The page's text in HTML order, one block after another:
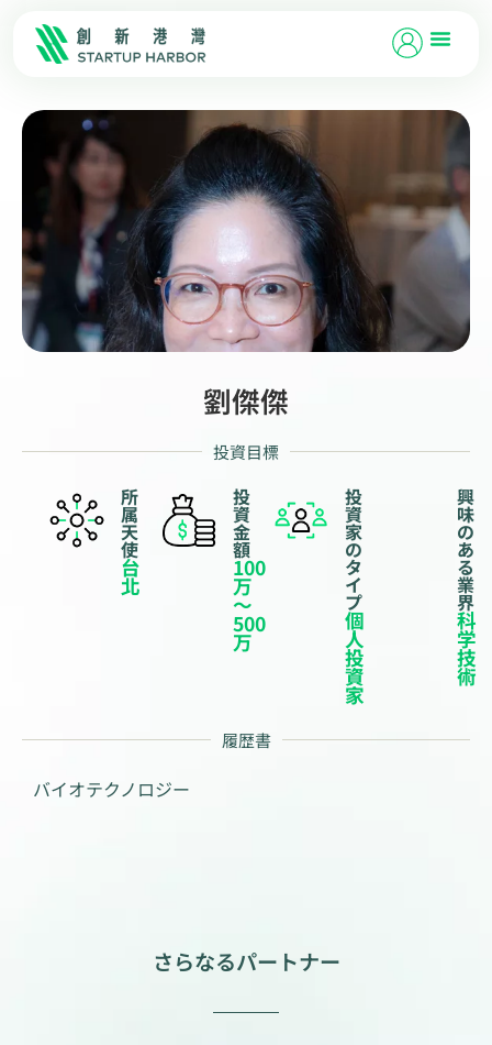
劉傑傑
投資目標
所
属
天
使
台
北
投
資
金
額
100
万
～
500
万
投
資
家
の
タ
イ
プ
個
人
投
資
家
興
味
の
あ
る
業
界
科
学
技
術
履歴書
バイオテクノロジー
さらなるパートナー